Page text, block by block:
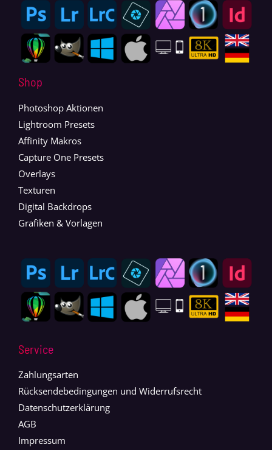
Shop
Photoshop Aktionen
Lightroom Presets
Affinity Makros
Capture One Presets
Overlays
Texturen
Digital Backdrops
Grafiken & Vorlagen
Service
Zahlungsarten
Rücksendebedingungen und Widerrufsrecht
Datenschutzerklärung
AGB
Impressum